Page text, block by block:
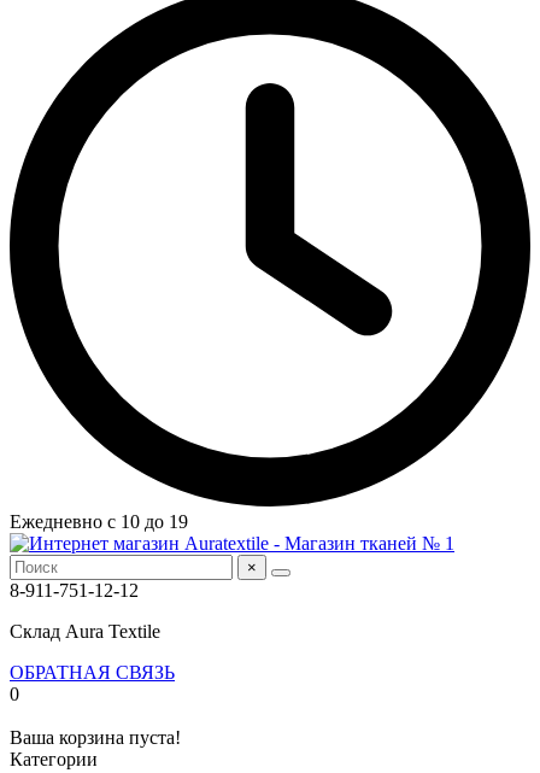
Ежедневно с 10 до 19
×
8-911-751-12-12
Склад Aura Textile
ОБРАТНАЯ СВЯЗЬ
0
Ваша корзина пуста!
Категории